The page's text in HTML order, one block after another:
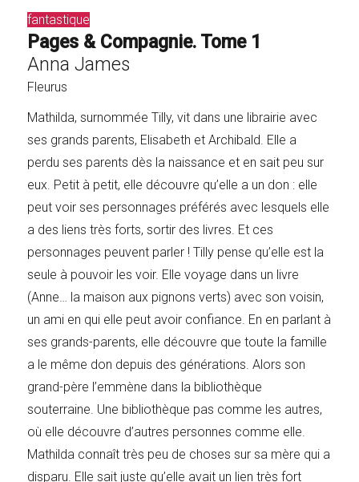
fantastique
Pages & Compagnie. Tome 1
Anna James
Fleurus
Mathilda, surnommée Tilly, vit dans une librairie avec
ses grands parents, Elisabeth et Archibald. Elle a
perdu ses parents dès la naissance et en sait peu sur
eux. Petit à petit, elle découvre qu’elle a un don : elle
peut voir ses personnages préférés avec lesquels elle
a des liens très forts, sortir des livres. Et ces
personnages peuvent parler ! Tilly pense qu’elle est la
seule à pouvoir les voir. Elle voyage dans un livre
(Anne… la maison aux pignons verts) avec son voisin,
un ami en qui elle peut avoir confiance. En en parlant à
ses grands-parents, elle découvre que toute la famille
a le même don depuis des générations. Alors son
grand-père l’emmène dans la bibliothèque
souterraine. Une bibliothèque pas comme les autres,
où elle découvre d’autres personnes comme elle.
Mathilda connaît très peu de choses sur sa mère qui a
disparu. Elle sait juste qu’elle avait un lien très fort